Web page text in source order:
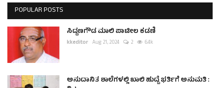
POPULAR POSTS
ಸಿದ್ದಣಗೌಡ ಮಾಲಿ ಪಾಟೀಲ ಕಡಣಿ
kkeditor Aug 21, 2024 2 6.4k
ಅನುದಾನಿತ ಶಾಲೆಗಳಲ್ಲಿ ಖಾಲಿ ಹುದ್ದೆ ಭರ್ತಿಗೆ ಅನುಮತಿ :